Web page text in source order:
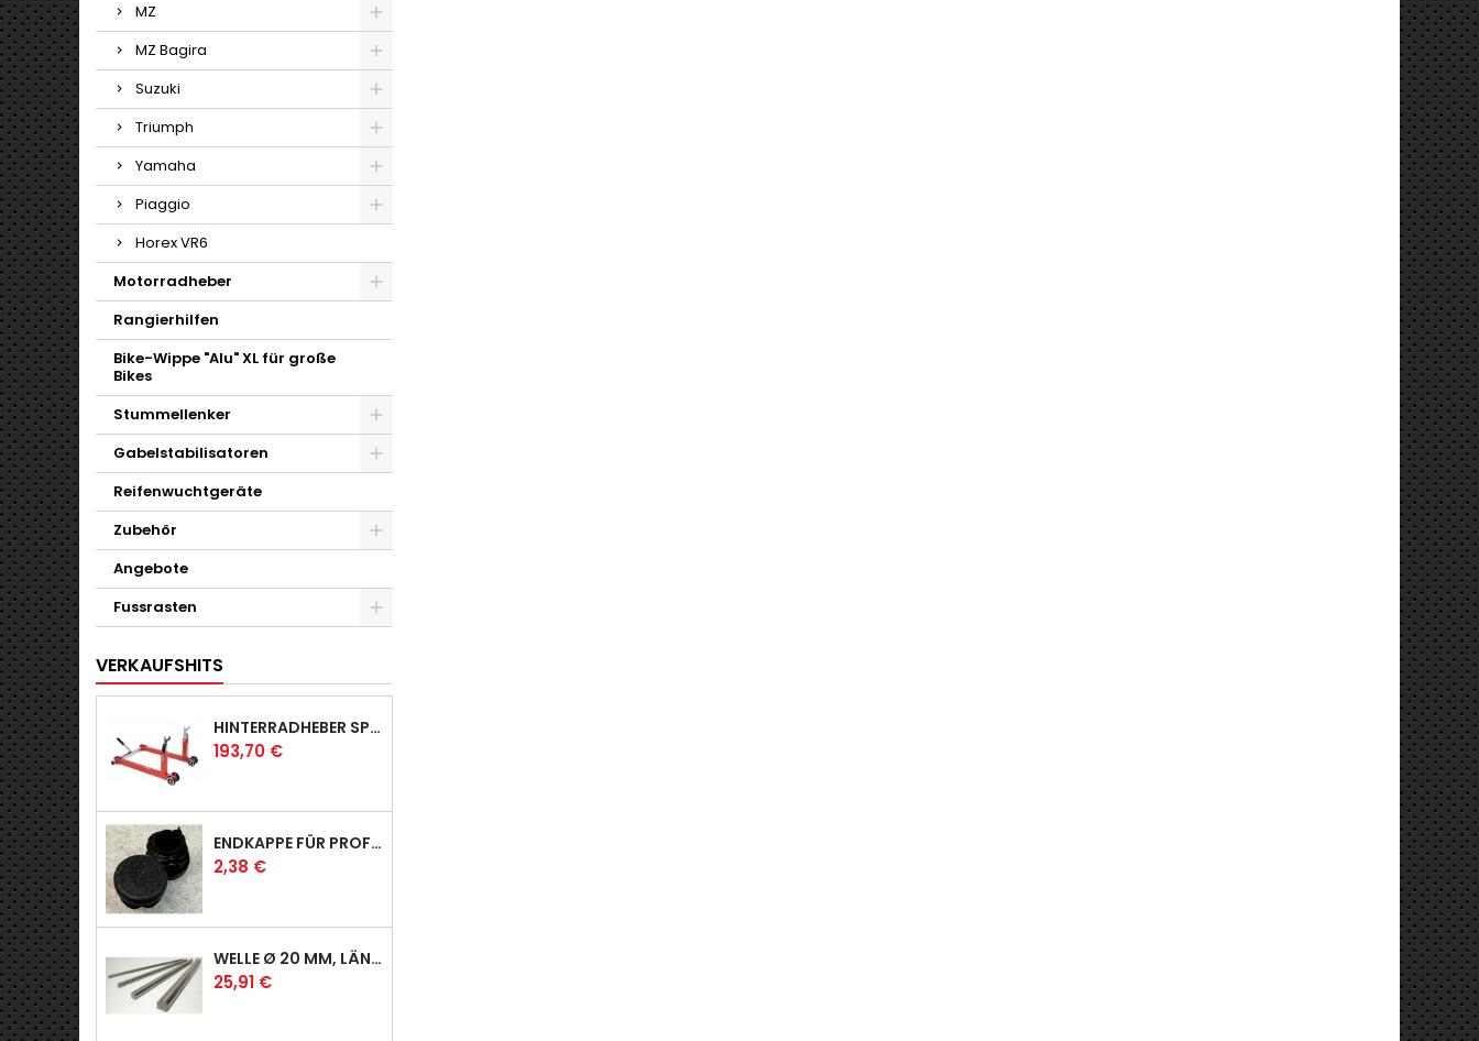
MZ
MZ Bagira
Suzuki
Triumph
Yamaha
Piaggio
Horex VR6
Motorradheber
Rangierhilfen
Bike-Wippe "Alu" XL für große
Bikes
Stummellenker
Gabelstabilisatoren
Reifenwuchtgeräte
Zubehör
Angebote
Fussrasten
VERKAUFSHITS
HINTERRADHEBER SPORT MIT KLAUEN-AUFNAHMEN
Preis
193,70 €
ENDKAPPE FÜR PROFI & RACER
Preis
2,38 €
WELLE Ø 20 MM, LÄNGE 390 MM
Preis
25,91 €